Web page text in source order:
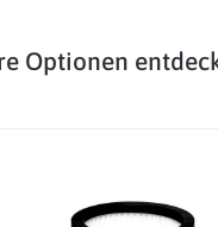
überspringen
Optionen